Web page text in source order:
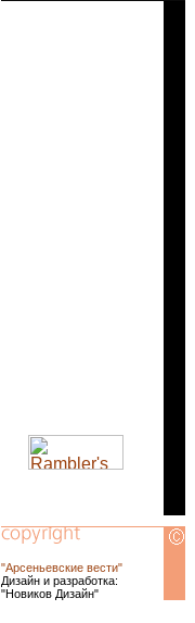
"Арсеньевские вести"
Дизайн и разработка:
"Новиков Дизайн"